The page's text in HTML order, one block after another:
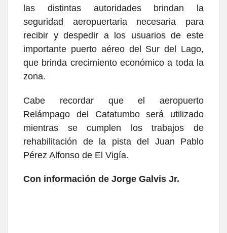
las distintas autoridades brindan la
seguridad aeropuertaria necesaria para
recibir y despedir a los usuarios de este
importante puerto aéreo del Sur del Lago,
que brinda crecimiento económico a toda la
zona.
Cabe recordar que el aeropuerto
Relámpago del Catatumbo será utilizado
mientras se cumplen los trabajos de
rehabilitación de la pista del Juan Pablo
Pérez Alfonso de El Vigía.
Con información de Jorge Galvis Jr.